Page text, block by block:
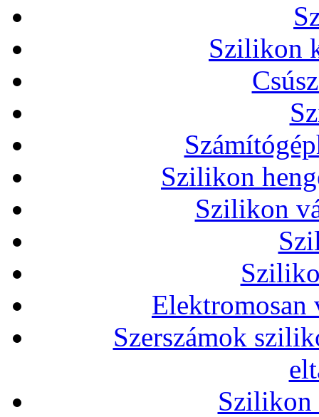
Szilikon
Szilikon
Szilikon
Elektromosan
Szerszámok
Szilikon